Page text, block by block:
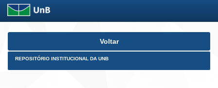
Skip
Voltar
REPOSITÓRIO INSTITUCIONAL DA UNB